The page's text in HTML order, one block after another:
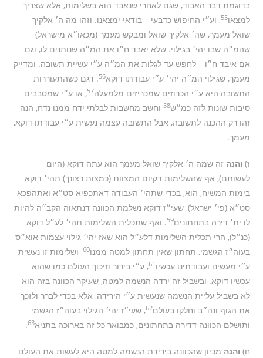
בדוגמת דבר האבוד, שגם לאחרי שנאבד הוא בשלימות, אלא שצריך
למצאו55, וע״י החיפוש כדבעי – בודאי ימצאנו. וזהו מה ה׳ אלקיך
שואל מעמך, שה׳ אלקיך שואל ומבקש מעמך (מכאו״א מישראל)
שהמ״ה שבו יהי׳ בגילוי. שלא יאבד ח״ו את המ״ה שנותנים לו, וגם
אם איבד ח״ו – לחפש עד לגלות את המ״ה ע״י עשיית תשובה. ומדייק
מעמך, שגילוי המ״ה יהי׳ ע״י עבודתו דוקא56. דגם כשהתעוררות
התשובה היא ע״י הכרוזים שמכריזים מלמעלה57, או ע״י שמסבבים
סיבות שונות לזה כמ״ש58 וחשב מחשבות לבלתי ידח ממנו נדח, הנה
זהו רק ההכנה לתשובה, אבל התשובה עצמה נעשית ע״י עבודתו דוקא,
מעמך.
ז) והנהזה שמה ה׳ אלקיך שואל מעמך הוא עתה דוקא (היום
לעשותם), אף שהשלימות דקיום המצוות (כמצות רצונך) תהי׳ דוקא
בימות המשיח, הוא, בכדי שתהי׳ העבודה דאתכפיא סט״א ואתהפכא
סט״א (פי׳ ישראל), שעי״ז דוקא נשלמת הכוונה דנתאוה הקב״ה להיות
לו ית׳ דירה בתחתונים59. ואף שתכלית השלימות תהי׳ לע״ל דוקא
(כנ״ל), הרי תכלית השלימות דלע״ל הוא שאז יהי׳ גילוי עצמות אוא״ס
בעוה״ז הגשמי, תחתון שאין תחתון למטה ממנו60, ושלימות זו נעשית
ע״י מעשינו ועבודתינו עכשיו 61, ע״י בירור וזיכוך העולם כמו שהוא
עכשיו דוקא. ובשביל זה ירדה הנשמה למטה, שעיקר הכוונה בזה הוא
לא בשביל עליית הנשמה שנעשית ע״י הירידה, אלא בכדי לברר ולזכך
את הגוף ונה״ב וחלקו בעולם62, שעי״ז יהי׳ הגילוי בעוה״ז הגשמי
ותושלם הכוונה דדירה בתחתונים, כמבואר כל זה בארוכה בתניא63
.
ח) והנה מכיון שהכוונה בירידת הנשמה למטה היא לעשות את העולם